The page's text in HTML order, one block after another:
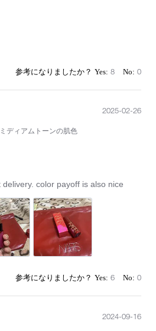
8 0
ディアムトーンの肌色
color payoff is also nice
2025-02-26
6 0
2024-09-16